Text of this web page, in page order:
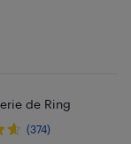
de Ring
(374)